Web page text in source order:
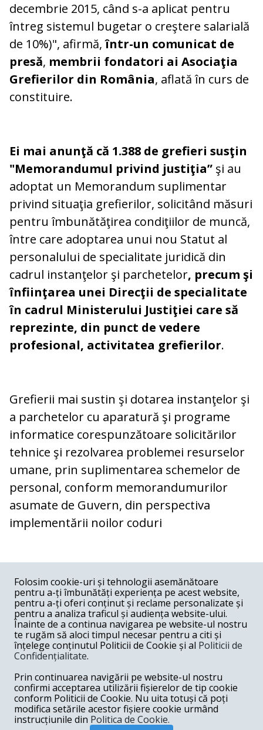
decembrie 2015, când s-a aplicat pentru
întreg sistemul bugetar o creştere salarială
de 10%)", afirmă,într-un comunicat de
presă, membrii fondatori ai Asociaţia
Grefierilor din România, aflată în curs de
constituire.
Ei mai anunţă că 1.388 de grefieri susţin
"Memorandumul privind justiţia” şi au
adoptat un Memorandum suplimentar
privind situaţia grefierilor, solicitând măsuri
pentru îmbunătăţirea condiţiilor de muncă,
între care adoptarea unui nou Statut al
personalului de specialitate juridică din
cadrul instanţelor şi parchetelor, precum şi
înfiinţarea unei Direcţii de specialitate
în cadrul Ministerului Justiţiei care să
reprezinte, din punct de vedere
profesional, activitatea grefierilor.
Grefierii mai sustin şi dotarea instanţelor şi
a parchetelor cu aparatură şi programe
informatice corespunzătoare solicitărilor
tehnice şi rezolvarea problemei resurselor
umane, prin suplimentarea schemelor de
personal, conform memorandumurilor
asumate de Guvern, din perspectiva
implementării noilor coduri
COMENTARII
Nume
Email
Folosim cookie-uri și tehnologii asemănătoare
pentru a-ți îmbunătăți experiența pe acest website,
pentru a-ți oferi conținut și reclame personalizate și
pentru a analiza traficul și audiența website-ului.
Înainte de a continua navigarea pe website-ul nostru
te rugăm să aloci timpul necesar pentru a citi și
înțelege conținutul Politicii de Cookie și al Politicii de
Confidențialitate.
Prin continuarea navigării pe website-ul nostru
confirmi acceptarea utilizării fișierelor de tip cookie
conform Politicii de Cookie. Nu uita totuși că poți
modifica setările acestor fișiere cookie urmând
instrucțiunile din Politica de Cookie.